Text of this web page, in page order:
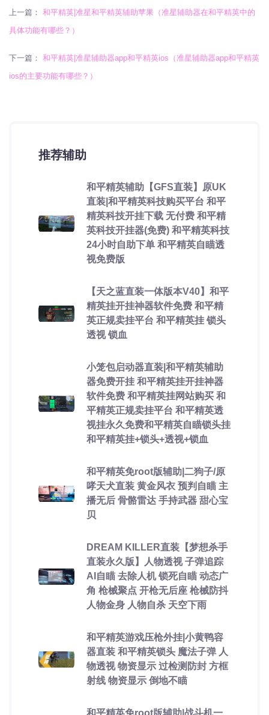
上一篇： 和平精英|准星和平精英辅助苹果（准星辅助器在和平精英中的
具体功能有哪些？）
下一篇： 和平精英|准星辅助器app和平精英ios（准星辅助器app和平精英
ios的主要功能有哪些？）
推荐辅助
和平精英辅助【GFS直装】原UK
直装|和平精英科技购买平台 和平
精英科技开挂下载 无付费 和平精
英科技开挂器(免费) 和平精英科技
24小时自助下单 和平精英自瞄透
视免费版
【天之蓝直装一体版本V40】和平
精英挂开挂神器软件免费 和平精
英正规卖挂平台 和平精英挂 锁头
透视 锁血
小笼包启动器直装|和平精英辅助
器免费开挂 和平精英挂开挂神器
软件免费 和平精英挂网站购买 和
平精英正规卖挂平台 和平精英透
视挂永久免费和平精英自瞄锁头挂
和平精英挂+锁头+透视+锁血
和平精英免root版辅助|二狗子/原
哮天犬直装 黄金风衣 预判自瞄 主
播无后 骨骼雷达 手持武器 甜心宝
贝
DREAM KILLER直装【梦想杀手
直装永久版】人物透视 子弹追踪
AI自瞄 去除人机 锁死自瞄 动态广
角 枪械聚点 开枪无后座 枪械防抖
人物金身 人物自杀 天空下雨
和平精英游戏压枪外挂|小黄鸭容
器直装 和平精英锁头 魔法子弹 人
物透视 物资显示 过检测防封 方框
射线 物资显示 倒地不瞄
和平精英免root版辅助|战斗机一